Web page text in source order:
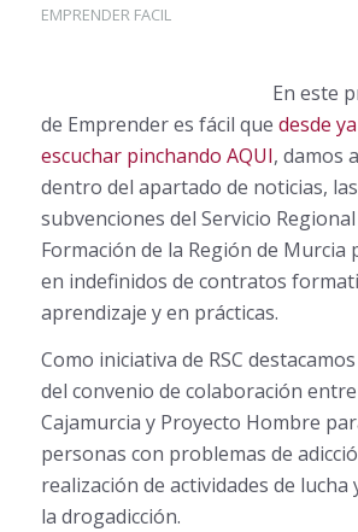
EMPRENDER FACIL
En este
de Emprender es fácil que desde
escuchar pinchando AQUI, damos
dentro del apartado de noticias,
subvenciones del Servicio
Formación de la Región de Murcia
en indefinidos de contratos
aprendizaje y en prácticas.
Como iniciativa de RSC
del convenio de colaboración
Cajamurcia y Proyecto Hombre
personas con problemas de
realización de actividades de lucha
la drogadicción.